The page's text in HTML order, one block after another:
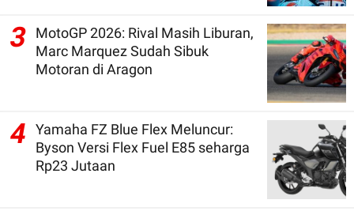
3
MotoGP 2026: Rival Masih Liburan,
Marc Marquez Sudah Sibuk
Motoran di Aragon
4
Yamaha FZ Blue Flex Meluncur:
Byson Versi Flex Fuel E85 seharga
Rp23 Jutaan